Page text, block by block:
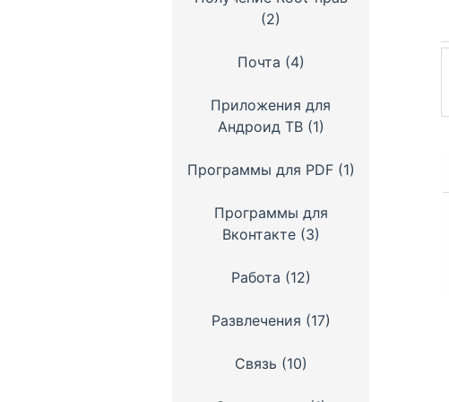
(2)
Почта (4)
Приложения для
Андроид ТВ(1)
Программы для PDF(1)
Программы для
Вконтакте(3)
Работа (12)
Развлечения (17)
Связь (10)